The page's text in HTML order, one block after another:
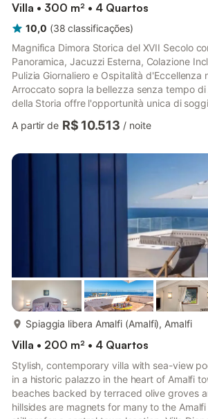
Villa • 300 m² • 4 Quartos
10,0 (38 classificações)
Magnifica Dimora Storica del XVII Secolo
Panoramica, Jacuzzi Esterna, Colazione
Pulizia Giornaliero e Ospitalità d'Eccellenza
Arroccato sopra la bellezza senza tempo di
della Storia offre l'opportunità unica di
dimore storiche più prestigiose della
Risalente al XVII secolo e custodito con
unisce il fascino autentico della tradizione
moderni, creando un'atmosfera di elega...
A partir de R$ 10.513 / noite
Spiaggia libera Amalfi (Amalfi), Amalfi
Villa • 200 m² • 4 Quartos
Stylish, contemporary villa with sea-view
in a historic palazzo in the heart of Amalfi
beaches backed by terraced olive groves
hillsides are magnets for many to the